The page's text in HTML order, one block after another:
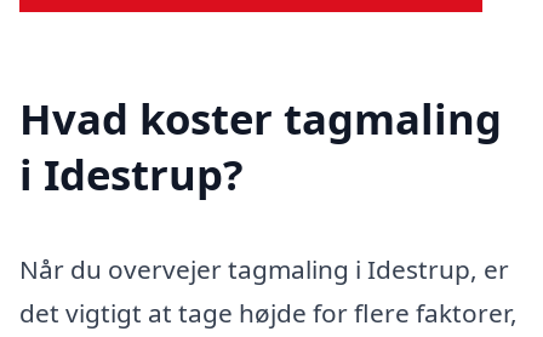
Hvad koster tagmaling
i Idestrup?
Når du overvejer tagmaling i Idestrup, er
det vigtigt at tage højde for flere faktorer,